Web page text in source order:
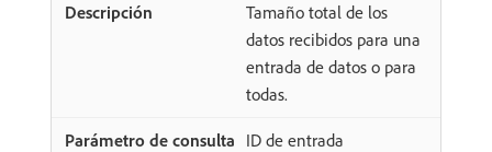
Tamaño total de los
datos recibidos para una
entrada de datos o para
todas.
ID de entrada